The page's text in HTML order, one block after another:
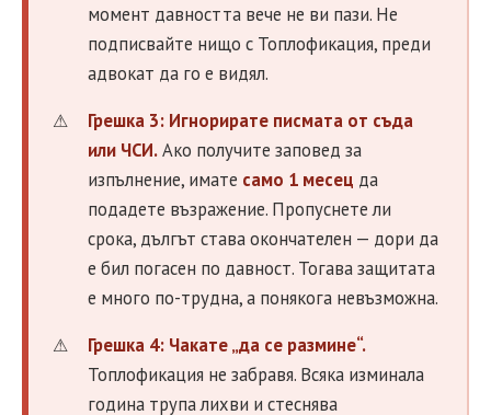
момент давността вече не ви пази. Не
подписвайте нищо с Топлофикация, преди
адвокат да го е видял.
Грешка 3: Игнорирате писмата от съда
или ЧСИ.Ако получите заповед за
изпълнение, имате само 1 месец да
подадете възражение. Пропуснете ли
срока, дългът става окончателен — дори да
е бил погасен по давност. Тогава защитата
е много по-трудна, а понякога невъзможна.
Грешка 4: Чакате „да се размине“.
Топлофикация не забравя. Всяка изминала
година трупа лихви и стеснява